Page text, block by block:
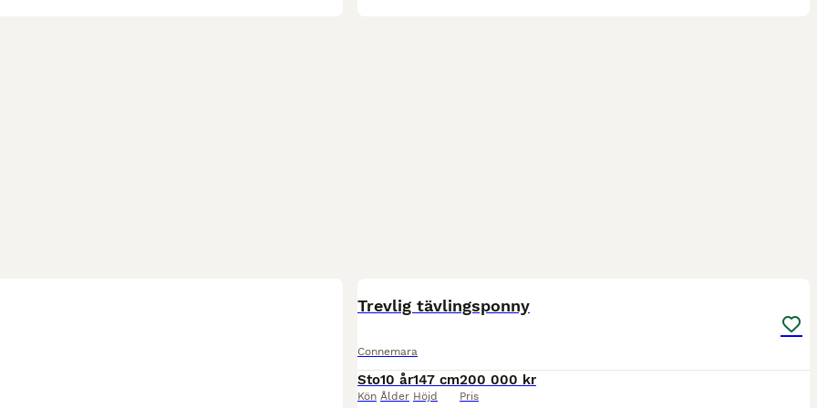
Trevlig tävlingsponny
Connemara
Sto
Kön
10 år
Ålder
147 cm
Höjd
200 000 kr
Pris